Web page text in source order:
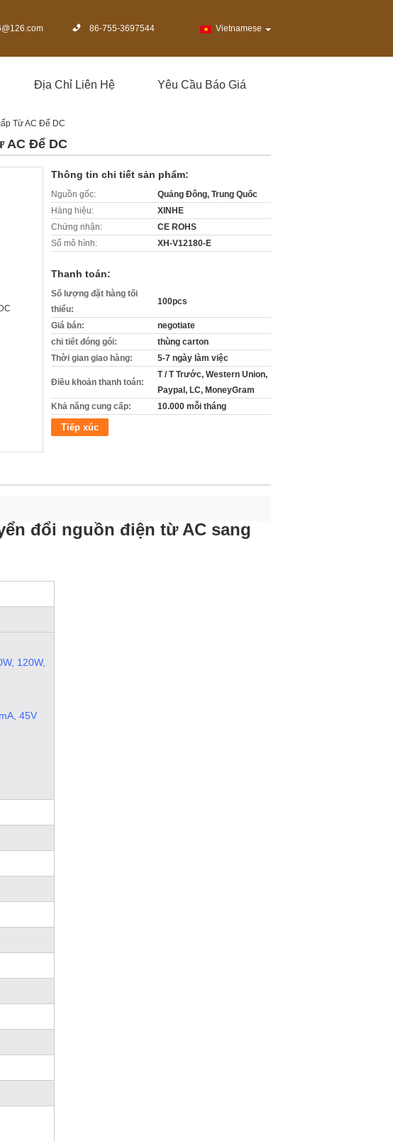
86-755-3697544 Vietnamese
Địa Chỉ Liên Hệ Yêu Cầu Báo Giá
Từ AC Để DC
AC Để DC
Thông tin chi tiết sản phẩm:
Nguồn gốc:
Quảng Đông, Trung Quốc
Hàng hiệu:
XINHE
Chứng nhận:
CE ROHS
Số mô hình:
XH-V12180-E
Thanh toán:
Số lượng đặt hàng tối
thiểu:
100pcs
Giá bán:
negotiate
chi tiết đóng gói:
thùng carton
Thời gian giao hàng:
5-7 ngày làm việc
Điều khoản thanh toán:
T / T Trước, Western Union,
Paypal, LC, MoneyGram
Khả năng cung cấp:
10.000 mỗi tháng
Tiếp xúc
đổi nguồn điện từ AC sang
120W,
45V